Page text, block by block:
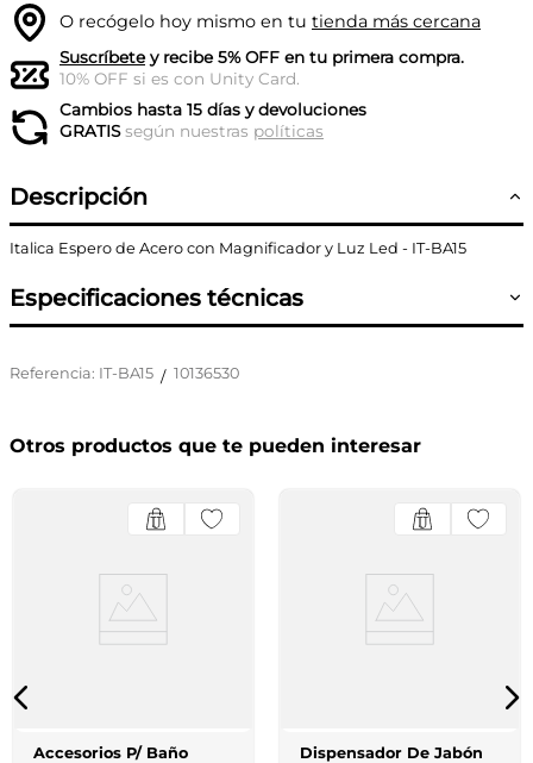
O recógelo hoy mismo en tu tienda más cercana
Suscríbetey recibe 5% OFF en tu primera compra.
10% OFF si es con Unity Card.
Cambios hasta 15 días y devoluciones
GRATISsegún nuestras políticas
Descripción
Italica Espero de Acero con Magnificador y Luz Led - IT-BA15
Especificaciones técnicas
Referencia: IT-BA15 / 10136530
Otros productos que te pueden interesar
Accesorios P/ Baño
Dispensador De Jabón